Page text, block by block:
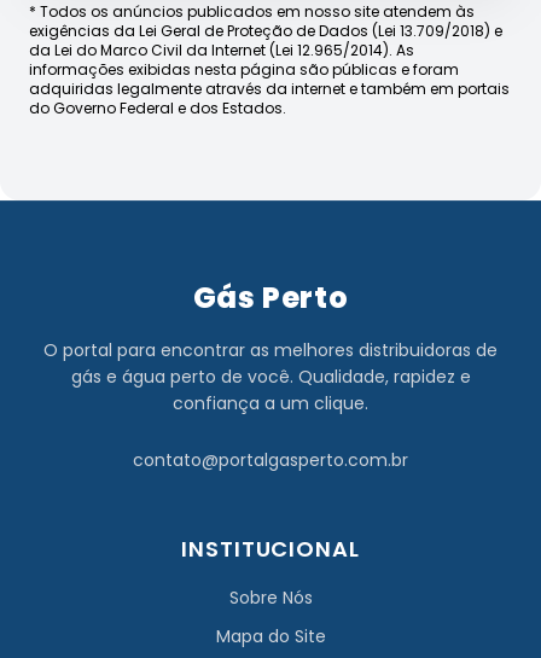
* Todos os anúncios publicados em nosso site atendem às
exigências da Lei Geral de Proteção de Dados (Lei 13.709/2018) e
da Lei do Marco Civil da Internet (Lei 12.965/2014). As
informações exibidas nesta página são públicas e foram
adquiridas legalmente através da internet e também em portais
do Governo Federal e dos Estados.
Gás Perto
O portal para encontrar as melhores distribuidoras de
gás e água perto de você. Qualidade, rapidez e
confiança a um clique.
contato@portalgasperto.com.br
INSTITUCIONAL
Sobre Nós
Mapa do Site